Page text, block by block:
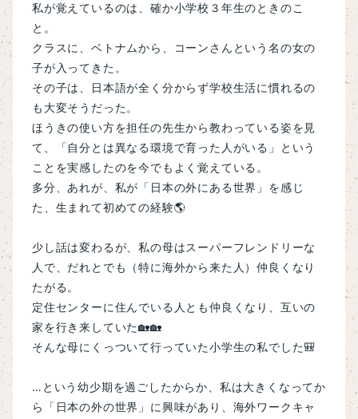
私が覚えているのは、確か小学校３年生のときのこ
と。
クラスに、ベトナムから、コーンさんという名の女の
子が入ってきた。
その子は、日本語が全く分からず学校生活に慣れるの
も大変そうだった。
ほうきの使い方を担任の先生から教わっている姿を見
て、
「自分とは異なる環境で育った人がいる」という
ことを実感したのを今でもよく覚えている。
多分、あれが、私が「日本の外にある世界」を感じ
た、生まれて初めての経験🌎
少し話は変わるが、私の母はスーパーフレンドリーな
人で、だれとでも（特に海外から来た人）仲良くなり
たがる。
定住センターに住んでいる人とも仲良くなり、互いの
家を行き来していた🏡🏡
そんな母にくっついて行っていた小学生の私でした🎒
…という幼少期を過ごしたからか、私は大きくなってか
ら「日本の外の世界」に興味があり、海外ワークキャ